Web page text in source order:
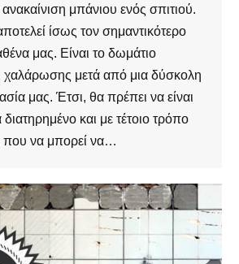
μπάνιου ενός σπιτιού.
ίσως τον σημαντικότερο
μας. Είναι το δωμάτιο
χαλάρωσης μετά από μια δύσκολη
μας. Έτσι, θα πρέπει να είναι
και με τέτοιο τρόπο
που να μπορεί να…